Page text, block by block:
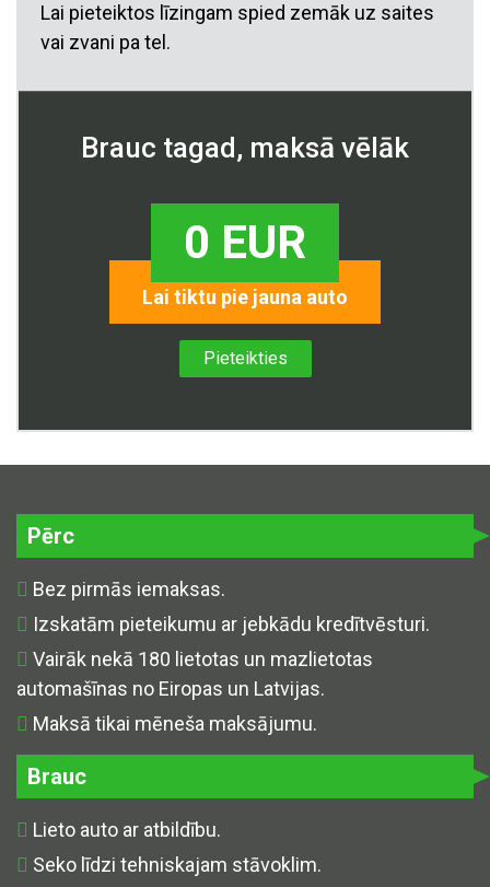
Lai pieteiktos līzingam spied zemāk uz saites
vai zvani pa tel.
Brauc tagad, maksā vēlāk
0 EUR
Lai tiktu pie jauna auto
Pieteikties
Pērc
Bez pirmās iemaksas.
Izskatām pieteikumu ar jebkādu kredītvēsturi.
Vairāk nekā 180 lietotas un mazlietotas
automašīnas no Eiropas un Latvijas.
Maksā tikai mēneša maksājumu.
Brauc
Lieto auto ar atbildību.
Seko līdzi tehniskajam stāvoklim.